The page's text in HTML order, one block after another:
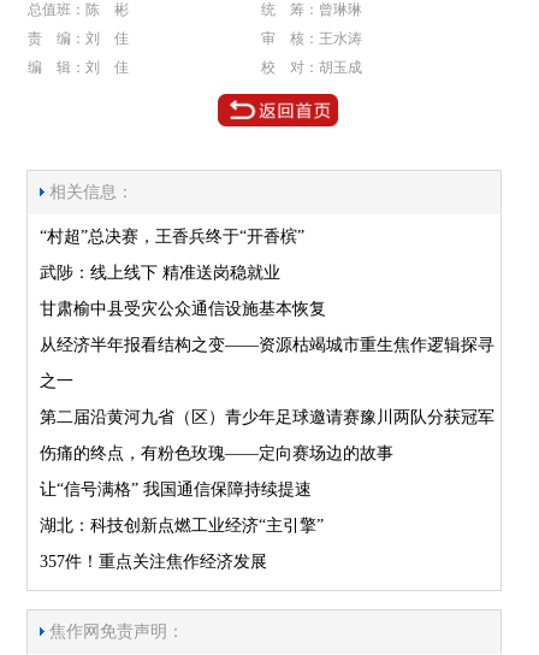
总值班：陈 彬
统 筹：曾琳琳
责 编：刘 佳
审 核：王水涛
编 辑：刘 佳
校 对：胡玉成
相关信息：
“村超”总决赛，王香兵终于“开香槟”
武陟：线上线下 精准送岗稳就业
甘肃榆中县受灾公众通信设施基本恢复
从经济半年报看结构之变——资源枯竭城市重生焦作逻辑探寻
之一
第二届沿黄河九省（区）青少年足球邀请赛豫川两队分获冠军
伤痛的终点，有粉色玫瑰——定向赛场边的故事
让“信号满格” 我国通信保障持续提速
湖北：科技创新点燃工业经济“主引擎”
357件！重点关注焦作经济发展
焦作网免责声明：